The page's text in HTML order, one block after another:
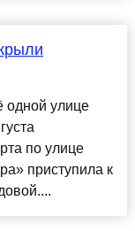
одной улице
по улице
приступила к